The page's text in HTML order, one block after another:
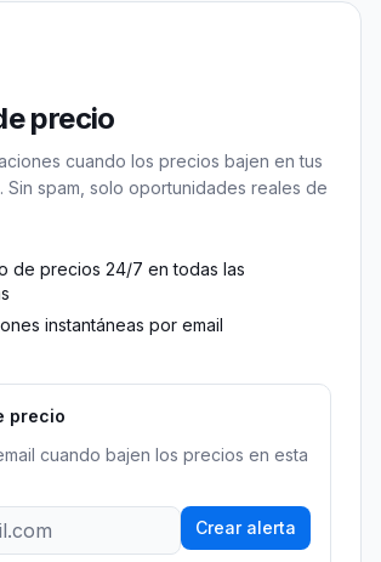
precio
cuando los precios bajen en tus
Sin spam, solo oportunidades reales de
de precios 24/7 en todas las
instantáneas por email
precio
cuando bajen los precios en esta
Crear alerta